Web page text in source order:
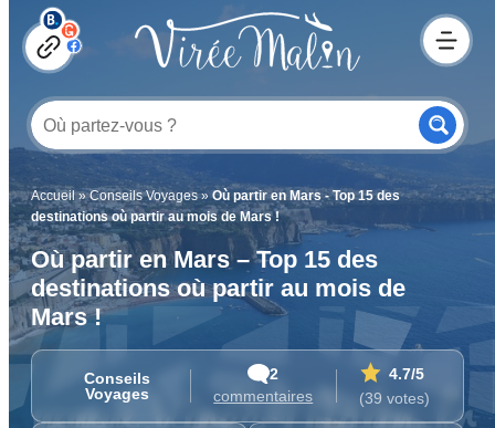
Accueil»Conseils Voyages»Où partir en Mars - Top 15 des
destinations où partir au mois de Mars !
Où partir en Mars – Top 15 des
destinations où partir au mois de
Mars !
Conseils
Voyages
2
commentaires
4.7/5
(39 votes)